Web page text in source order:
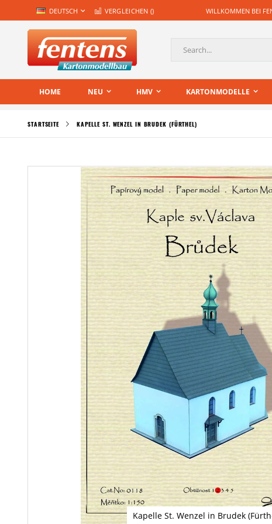
Zum
Inhalt
springen
SPRACHEDEUTSCH WILLKOMMEN BEI
VERGLEICHEN ()
HOME NEU HMV KARTONMODELLE
STARTSEITE KAPELLE ST. WENZEL IN BRUDEK (FÜRTHEL)
Kapelle St. Wenzel in Brudek